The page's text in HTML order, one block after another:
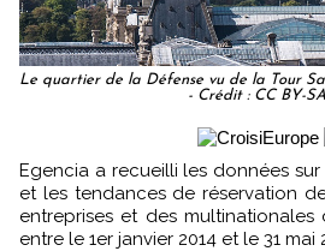
Le quartier de la Défense vu de la Tour
- Crédit : CC BY-
Egencia a recueilli les données sur les réservations de vol
et les tendances de réservation
entreprises et des
entre le 1er janvier 2014 et le 31 mai